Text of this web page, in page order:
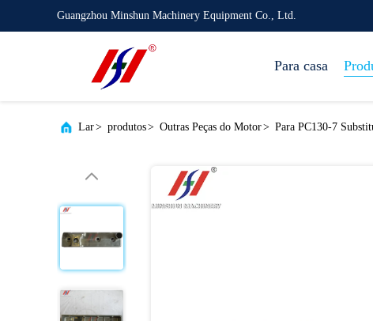
Guangzhou Minshun Machinery Equipment Co., Ltd.
Para casa
Lar> produtos> Outras Peças do Motor> Para PC130-7